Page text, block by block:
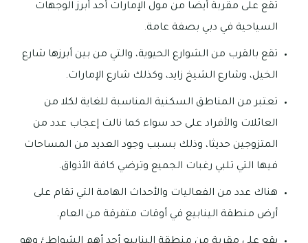
تقع على مقربة أيضا من مول الإمارات أحد أبرز الوجهات
السياحية في دبي بصفة عامة.
تقع بالقرب من الشوارع الحيوية، والتي من بين أبرزها شارع
الخيل، وشارع الشيخ زايد، وكذلك شارع الإمارات.
تعتبر من المناطق السكنية المناسبة للغاية لكلا من
العائلات والأفراد على حد سواء كما نالت إعجاب عدد من
المتزوجين حديثا، وذلك بسبب وجود العديد من المساحات
فيها التي تلبي رغبات الجميع وترضي كافة الأذواق.
هناك عدد من الفعاليات والأحداث الهامة التي تقام على
أرض منطقة الينابيع في أوقات متفرقة من العام.